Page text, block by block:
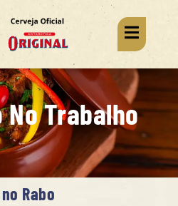
No Trabalho
Rabo